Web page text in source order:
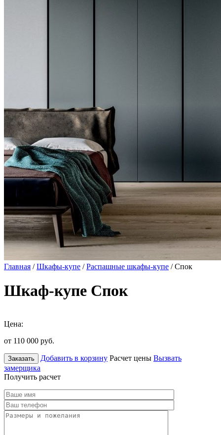
Главная /Шкафы-купе /Распашные шкафы-купе / Спок
Шкаф-купе Спок
Цена:
от 110 000 руб.
Заказать Добавить в корзину Расчет цены Вызвать
замерщика
Получить расчет